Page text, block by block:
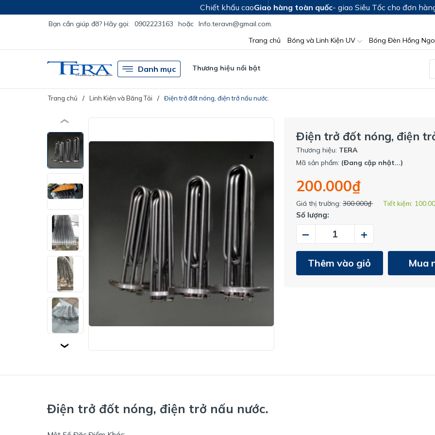
Chiết khấu caoGiao hàng toàn quốc- giao Siêu Tốc cho đơn
Bạn cần giúp đỡ? Hãy gọi: 0902223163 hoặc Info.teravn@gmail.com.
Trang chủ
Bóng và Linh Kiện UV Bóng Đèn Hồng
Danh mục Thương hiệu nổi bật
Trang chủ Linh Kiện và Băng Tải Điện trở đốt nóng, điện trở nấu nước.
Điện trở đốt nóng, điện
Thương hiệu: TERA
Mã sản phẩm: (Đang cập nhật...)
200.000₫
Giá thị trường:300.000₫ Tiết kiệm:
Số lượng:
– +
Thêm vào giỏ Mua
Điện trở đốt nóng, điện trở nấu nước.